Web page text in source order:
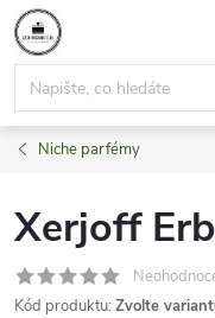
Přejít
na
obsah
Niche parfémy
Xerjoff
Kód produktu: Zvolte